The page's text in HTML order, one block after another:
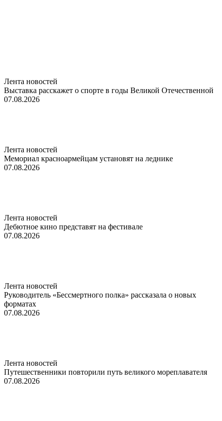
Лента новостей
Выставка расскажет о спорте в годы Великой Отечественной
07.08.2026
Лента новостей
Мемориал красноармейцам установят на леднике
07.08.2026
Лента новостей
Дебютное кино представят на фестивале
07.08.2026
Лента новостей
Руководитель «Бессмертного полка» рассказала о новых
форматах
07.08.2026
Лента новостей
Путешественники повторили путь великого мореплавателя
07.08.2026